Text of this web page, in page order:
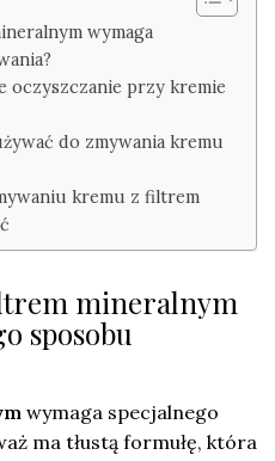
wymaga
oczyszczanie przy kremie
do zmywania kremu
kremu z filtrem
mineralnym
sposobu
wymaga specjalnego
ma tłustą formułę, która